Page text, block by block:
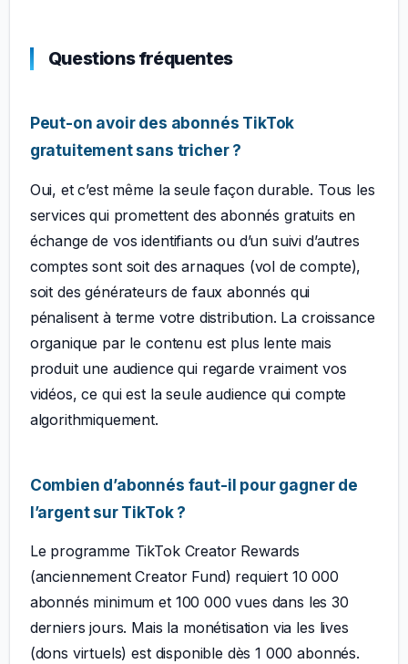
Questions fréquentes
Peut-on avoir des abonnés TikTok
gratuitement sans tricher ?
Oui, et c’est même la seule façon durable. Tous les
services qui promettent des abonnés gratuits en
échange de vos identifiants ou d’un suivi d’autres
comptes sont soit des arnaques (vol de compte),
soit des générateurs de faux abonnés qui
pénalisent à terme votre distribution. La croissance
organique par le contenu est plus lente mais
produit une audience qui regarde vraiment vos
vidéos, ce qui est la seule audience qui compte
algorithmiquement.
Combien d’abonnés faut-il pour gagner de
l’argent sur TikTok ?
Le programme TikTok Creator Rewards
(anciennement Creator Fund) requiert 10 000
abonnés minimum et 100 000 vues dans les 30
derniers jours. Mais la monétisation via les lives
(dons virtuels) est disponible dès 1 000 abonnés.